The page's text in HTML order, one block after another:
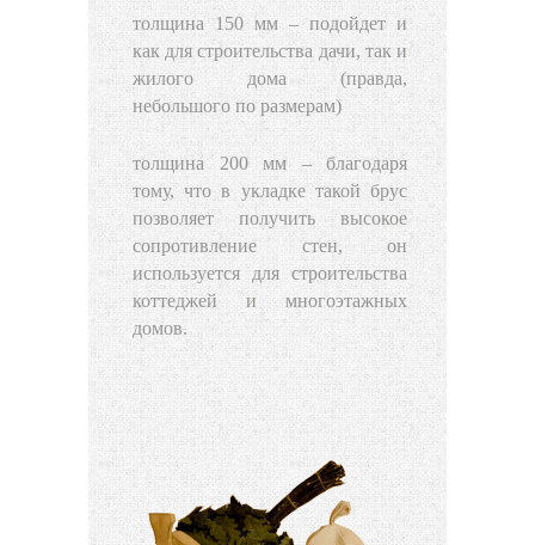
толщина 150 мм – подойдет и
как для строительства дачи, так и
жилого дома (правда,
небольшого по размерам)
толщина 200 мм – благодаря
тому, что в укладке такой брус
позволяет получить высокое
сопротивление стен, он
используется для строительства
коттеджей и многоэтажных
домов.